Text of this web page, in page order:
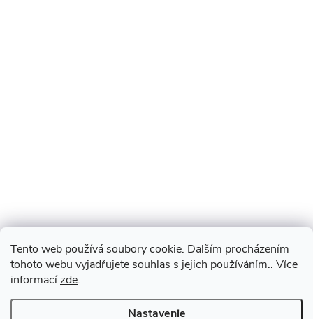
Tento web používá soubory cookie. Dalším procházením
tohoto webu vyjadřujete souhlas s jejich používáním.. Více
informacízde.
Nastavenie